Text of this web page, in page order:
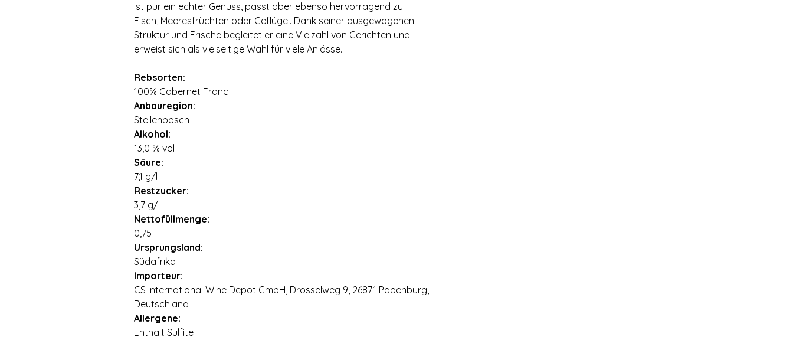
ist pur ein echter Genuss‚ passt aber ebenso hervorragend zu
Fisch‚ Meeresfrüchten oder Geflügel. Dank seiner ausgewogenen
Struktur und Frische begleitet er eine Vielzahl von Gerichten und
erweist sich als vielseitige Wahl für viele Anlässe.
Rebsorten:
100% Cabernet Franc
Anbauregion:
Stellenbosch
Alkohol:
13,0 % vol
Säure:
7,1 g/l
Restzucker:
3,7 g/l
Nettofüllmenge:
0,75 l
Ursprungsland:
Südafrika
Importeur:
CS International Wine Depot GmbH, Drosselweg 9, 26871 Papenburg,
Deutschland
Allergene:
Enthält Sulfite